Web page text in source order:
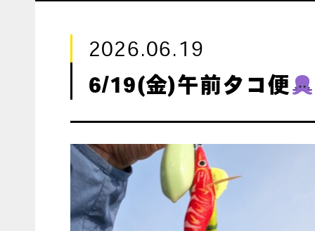
2026.06.19
6/19(金)午前タコ便